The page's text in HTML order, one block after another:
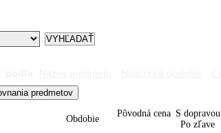
Obdobie
Pôvodná cena S dopravou
Po zľave